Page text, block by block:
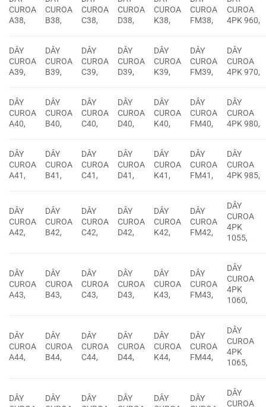
CUROA
A38,
CUROA
B38,
CUROA
C38,
CUROA
D38,
CUROA
K38,
CUROA
FM38,
CUROA
4PK 960,
DÂY
CUROA
A39,
DÂY
CUROA
B39,
DÂY
CUROA
C39,
DÂY
CUROA
D39,
DÂY
CUROA
K39,
DÂY
CUROA
FM39,
DÂY
CUROA
4PK 970,
DÂY
CUROA
A40,
DÂY
CUROA
B40,
DÂY
CUROA
C40,
DÂY
CUROA
D40,
DÂY
CUROA
K40,
DÂY
CUROA
FM40,
DÂY
CUROA
4PK 980,
DÂY
CUROA
A41,
DÂY
CUROA
B41,
DÂY
CUROA
C41,
DÂY
CUROA
D41,
DÂY
CUROA
K41,
DÂY
CUROA
FM41,
DÂY
CUROA
4PK 985,
DÂY
CUROA
A42,
DÂY
CUROA
B42,
DÂY
CUROA
C42,
DÂY
CUROA
D42,
DÂY
CUROA
K42,
DÂY
CUROA
FM42,
DÂY
CUROA
4PK
1055,
DÂY
CUROA
A43,
DÂY
CUROA
B43,
DÂY
CUROA
C43,
DÂY
CUROA
D43,
DÂY
CUROA
K43,
DÂY
CUROA
FM43,
DÂY
CUROA
4PK
1060,
DÂY
CUROA
A44,
DÂY
CUROA
B44,
DÂY
CUROA
C44,
DÂY
CUROA
D44,
DÂY
CUROA
K44,
DÂY
CUROA
FM44,
DÂY
CUROA
4PK
1065,
DÂY
DÂY
DÂY
DÂY
DÂY
DÂY
DÂY
CUROA